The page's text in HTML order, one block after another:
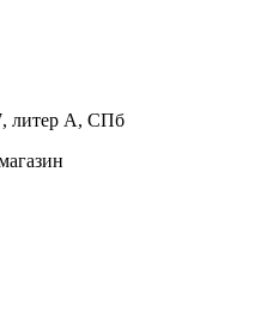
литер А, СПб